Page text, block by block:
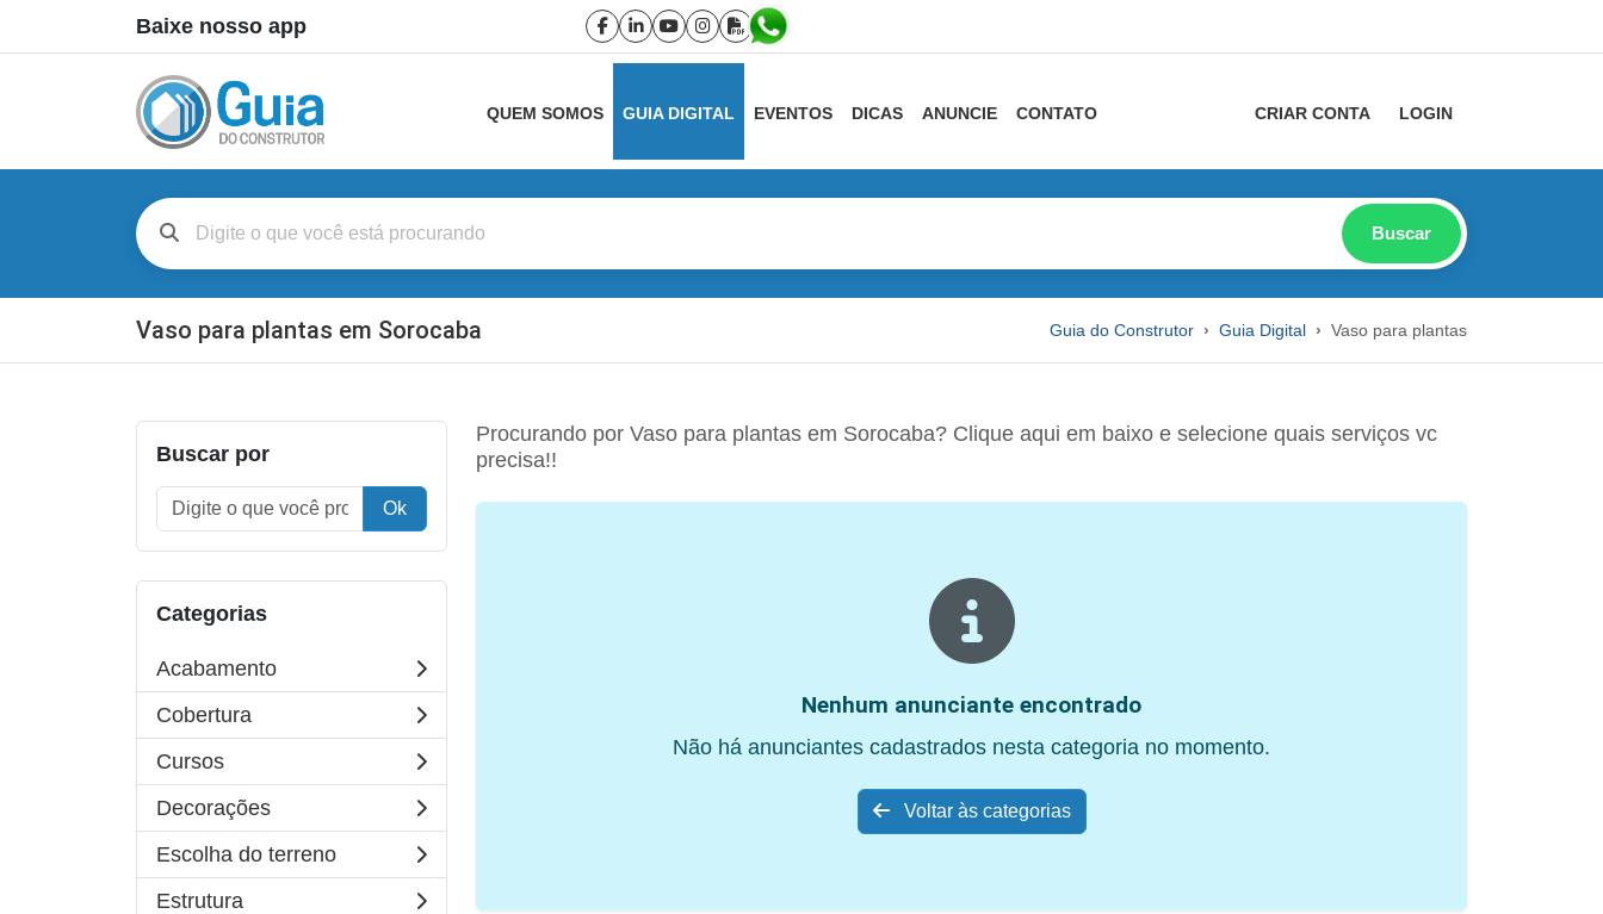
Baixe nosso app
QUEM SOMOS GUIA DIGITAL EVENTOS DICAS ANUNCIE CONTATO CRIAR CONTA LOGIN
Buscar
Vaso para plantas em Sorocaba Guia do Construtor Guia Digital Vaso para plantas
Buscar por
Ok
Categorias
Acabamento
Cobertura
Cursos
Decorações
Escolha do terreno
Estrutura
Procurando por Vaso para plantas em Sorocaba? Clique aqui em baixo e selecione quais serviços vc
precisa!!
Nenhum anunciante encontrado
Não há anunciantes cadastrados nesta categoria no momento.
Voltar às categorias